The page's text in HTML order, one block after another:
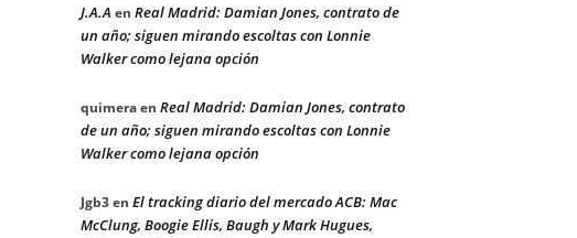
J.A.A en Real Madrid: Damian Jones, contrato de
un año; siguen mirando escoltas con Lonnie
Walker como lejana opción
quimeraen Real Madrid: Damian Jones, contrato
de un año; siguen mirando escoltas con Lonnie
Walker como lejana opción
Jgb3en El tracking diario del mercado ACB: Mac
McClung, Boogie Ellis, Baugh y Mark Hugues,